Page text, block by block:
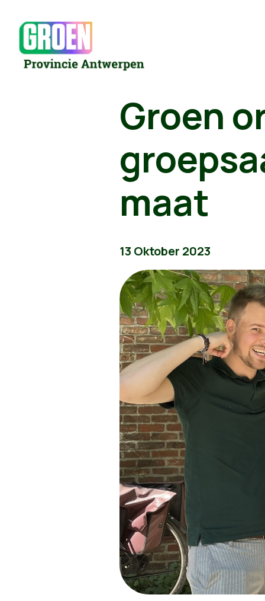
Groen
maat
13 Oktober 2023